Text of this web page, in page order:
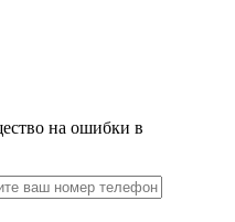
на ошибки в